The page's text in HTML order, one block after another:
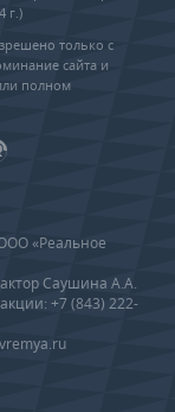
г.)
только с
сайта и
полном
«Реальное
Саушина А.А.
+7 (843) 222-